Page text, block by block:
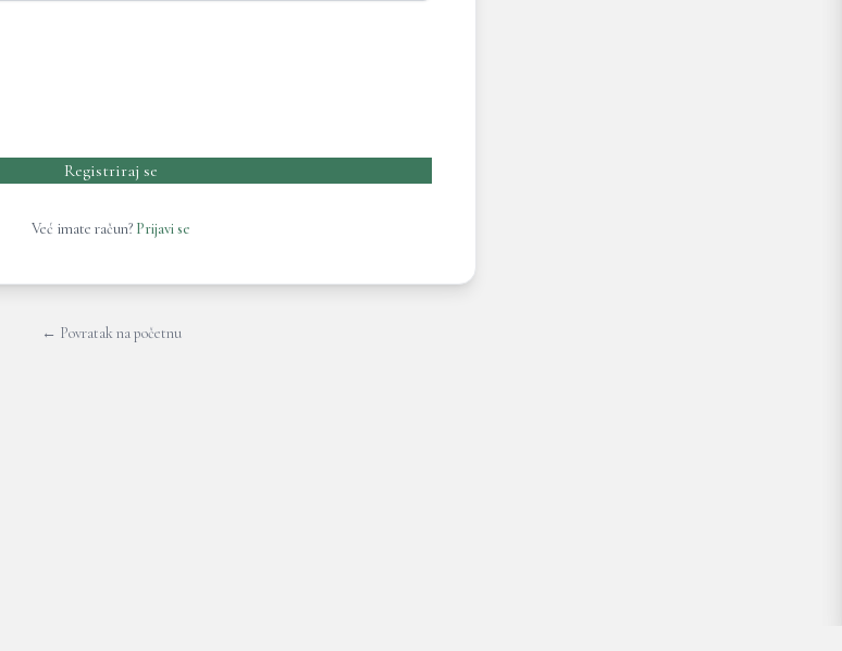
Registriraj se
Već imate račun? Prijavi se
← Povratak na početnu